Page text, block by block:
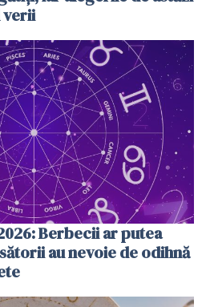
verii
Berbecii ar putea
au nevoie de odihnă